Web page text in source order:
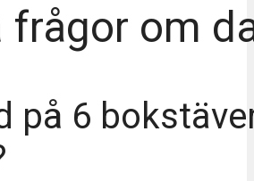
frågor om
på 6